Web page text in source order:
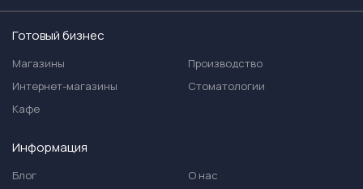
Готовый бизнес
Магазины
Интернет-магазины
Кафе
Производство
Стоматологии
Информация
Блог О нас